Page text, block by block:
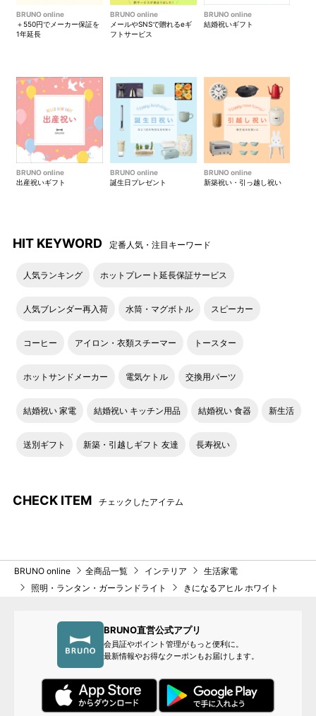
BRUNO online
＋550円でメーカー保証を
1年延長
BRUNO online
メールやSNSで贈れるeギ
フトサービス
BRUNO online
結婚祝いギフト
BRUNO online
出産祝いギフト
BRUNO online
誕生日プレゼント
BRUNO online
新築祝い・引っ越し祝い
HIT KEYWORD 定番人気・注目キーワード
人気ランキング ホットプレート延長保証サービス
人気ブレンダー再入荷 水筒・マグボトル スピーカー
コーヒー アイロン・衣類スチーマー トースター
ホットサンドメーカー 電気ケトル 交換用パーツ
結婚祝い 家電 結婚祝い キッチン用品 結婚祝い 食器 新生活
送別ギフト 新築・引越しギフト 友達 長寿祝い
CHECK ITEM チェックしたアイテム
BRUNO online 全商品一覧 インテリア
生活家電
照明・ランタン・ガーランドライト
きになるアヒル ホワイト
BRUNO直営公式アプリ
会員証やポイント管理がもっと便利に。
最新情報やお得なクーポンもお届けします。